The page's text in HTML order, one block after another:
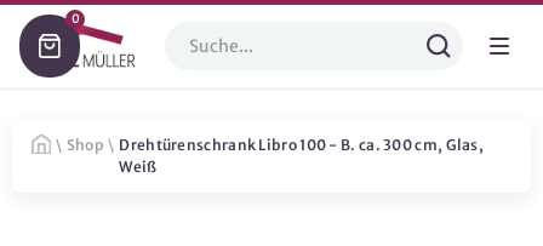
0
\ Shop \ Drehtürenschrank Libro 100 - B. ca. 300 cm, Glas,
Weiß